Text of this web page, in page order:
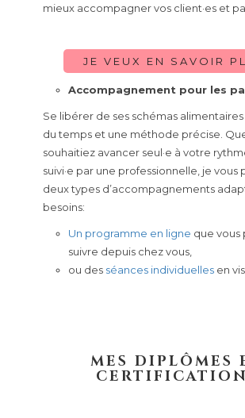
mieux accompagner vos client·es et
JE VEUX EN SAVOIR
Accompagnement pour les
Se libérer de ses schémas
du temps et une méthode précise.
souhaitiez avancer seul·e à votre
suivi·e par une professionnelle, je vous
deux types d’accompagnements
besoins:
Un programme en ligne que vous
suivre depuis chez vous,
ou desséances individuellesen
MES DIPLÔMES